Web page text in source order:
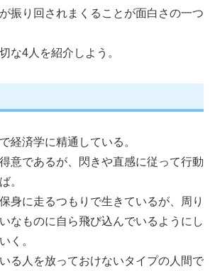
振り回されまくることが面白さの一つ
な4人を紹介しよう。
経済学に精通している。
意であるが、閃きや直感に従って行動
。
身に走るつもりで生きているが、周り
なものに自ら飛び込んでいるようにし
く。
る人を放っておけないタイプの人間で